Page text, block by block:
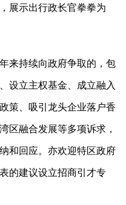
展示出行政长官拳拳为
来持续向政府争取的，包
设立主权基金、成立融入
策、吸引龙头企业落户香
区融合发展等多项诉求，
和回应。亦欢迎特区政府
的建议设立招商引才专